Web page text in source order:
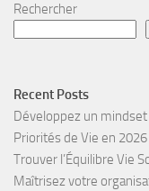
Rechercher
Recent Posts
Développez un
Priorités de Vie en
Trouver l’Équilibre Vie
Maîtrisez votre